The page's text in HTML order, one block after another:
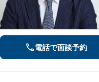
電話で面談予約